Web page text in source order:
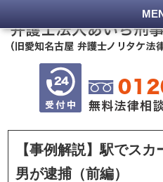
【事例解説】駅でス
男が逮捕（前編）